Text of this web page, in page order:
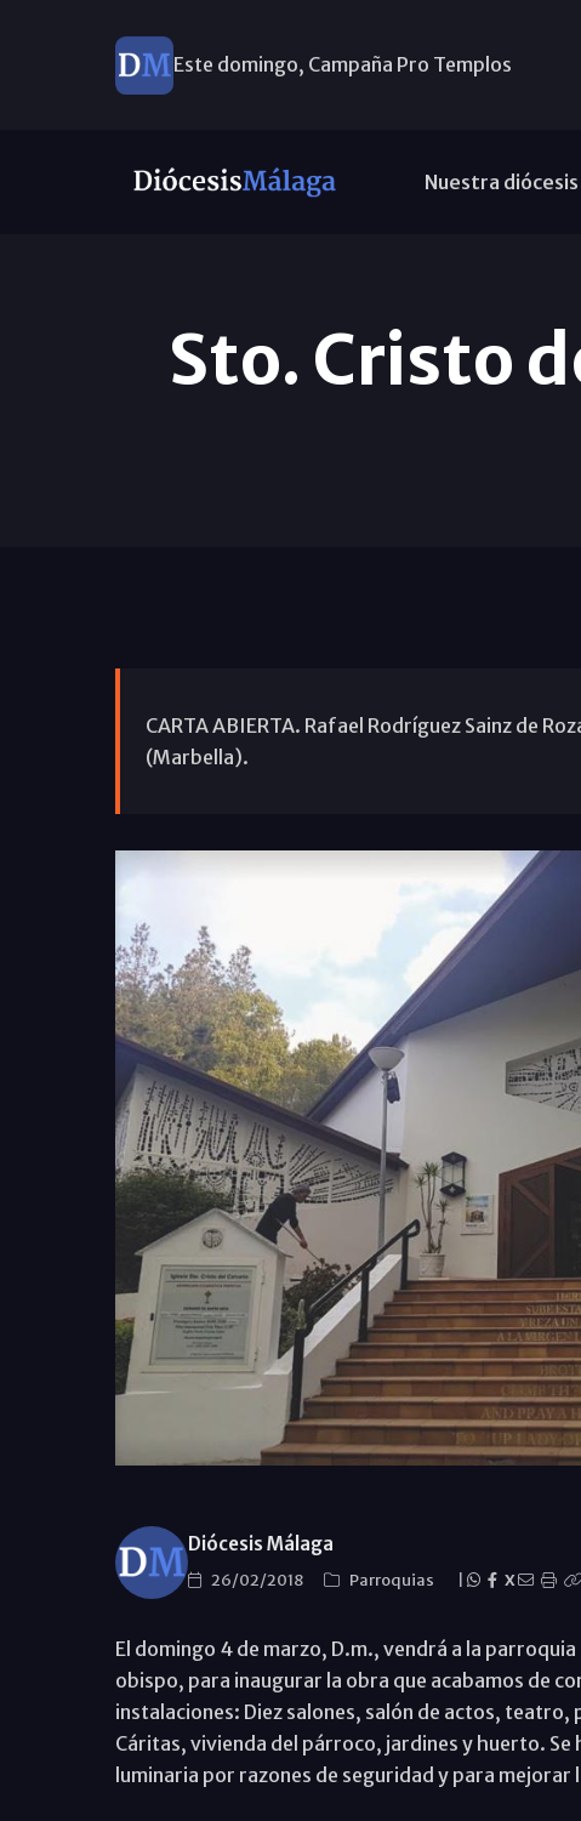
Este domingo, Campaña Pro Templos
Nuestra diócesis
Sto. Cristo
CARTA ABIERTA. Rafael Rodríguez Sainz de
(Marbella).
Diócesis Málaga
26/02/2018 Parroquias X
El domingo 4 de marzo, D.m., vendrá a la
obispo, para inaugurar la obra que acabamos de
instalaciones: Diez salones, salón de actos,
Cáritas, vivienda del párroco, jardines y huerto.
luminaria por razones de seguridad y para mejorar